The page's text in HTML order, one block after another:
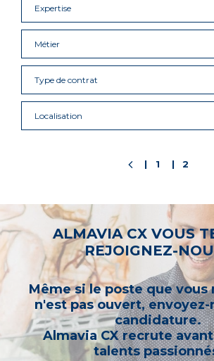
Expertise
Métier
Type de contrat
Localisation
1 2
ALMAVIA CX VOUS
REJOIGNEZ-
Même si le poste que vous
n'est pas ouvert,
candidature.
Almavia CX recrute
talents